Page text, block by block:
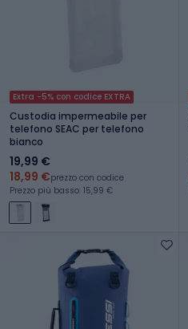
Extra -5% con codice EXTRA
Custodia impermeabile per
telefono SEAC per telefono
bianco
19,99 €
18,99 €prezzo con codice
Prezzo più basso: 15,99 €